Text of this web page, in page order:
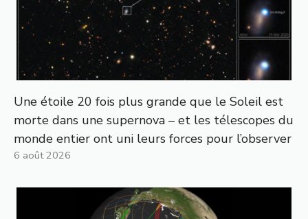
Une étoile 20 fois plus grande que le Soleil est
morte dans une supernova – et les télescopes du
monde entier ont uni leurs forces pour l’observer
6 août 2026